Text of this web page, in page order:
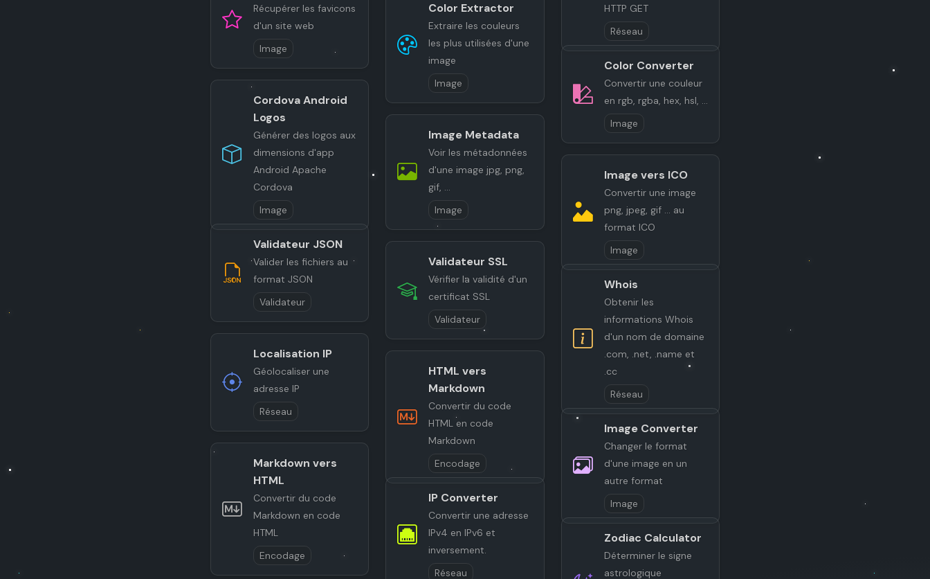
HTTP GET
Réseau
Récupérer les favicons
d'un site web
Image
Color Extractor
Extraire les couleurs
les plus utilisées d'une
image
Image
Color Converter
Convertir une couleur
en rgb, rgba, hex, hsl, ...
Image
Cordova Android
Logos
Générer des logos aux
dimensions d'app
Android Apache
Cordova
Image
Image Metadata
Voir les métadonnées
d'une image jpg, png,
gif, ...
Image
Image vers ICO
Convertir une image
png, jpeg, gif ... au
format ICO
Image
Validateur JSON
Valider les fichiers au
format JSON
Validateur
Validateur SSL
Vérifier la validité d'un
certificat SSL
Validateur
Whois
Obtenir les
informations Whois
d'un nom de domaine
.com, .net, .name et
.cc
Réseau
Localisation IP
Géolocaliser une
adresse IP
Réseau
HTML vers
Markdown
Convertir du code
HTML en code
Markdown
Encodage
Image Converter
Changer le format
d'une image en un
autre format
Image
Markdown vers
HTML
Convertir du code
Markdown en code
HTML
Encodage
IP Converter
Convertir une adresse
IPv4 en IPv6 et
inversement.
Réseau
Zodiac Calculator
Déterminer le signe
astrologique